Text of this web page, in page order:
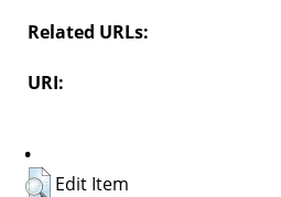
Related URLs:
URI:
.
Edit Item